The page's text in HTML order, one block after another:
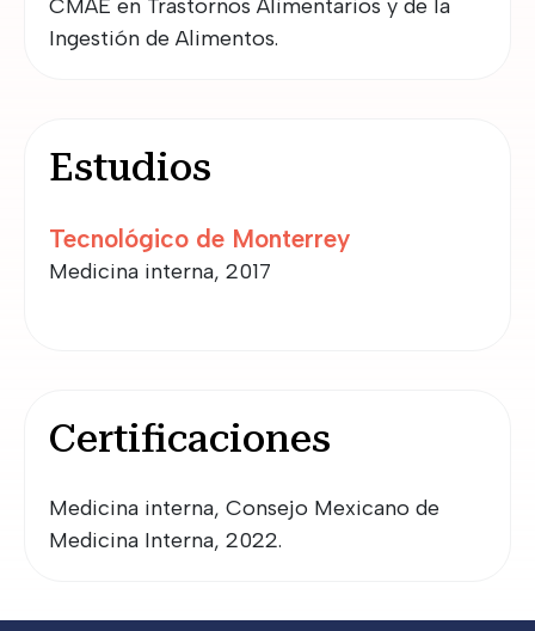
CMAE en Trastornos Alimentarios y de la
Ingestión de Alimentos.
Estudios
Tecnológico de Monterrey
Medicina interna, 2017
Certificaciones
Medicina interna, Consejo Mexicano de
Medicina Interna, 2022.